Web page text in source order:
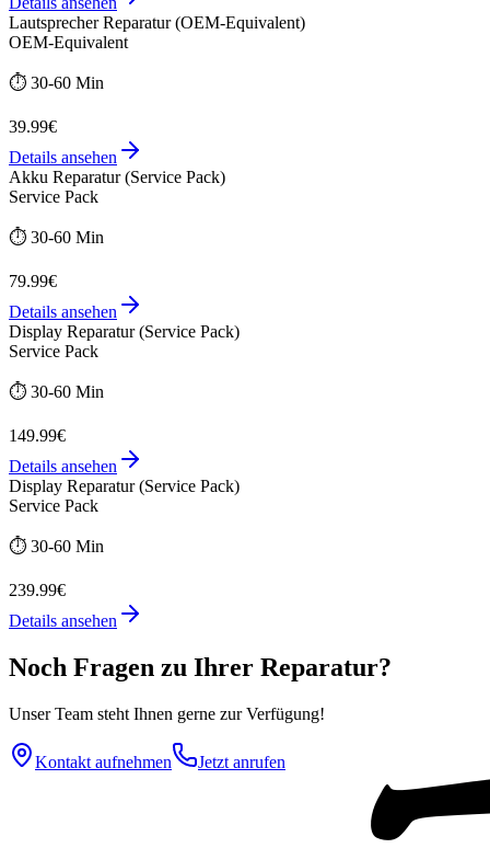
Lautsprecher Reparatur (OEM-Equivalent)
OEM-Equivalent
⏱️ 30-60 Min
39.99€
Details ansehen
Akku Reparatur (Service Pack)
Service Pack
⏱️ 30-60 Min
79.99€
Details ansehen
Display Reparatur (Service Pack)
Service Pack
⏱️ 30-60 Min
149.99€
Details ansehen
Display Reparatur (Service Pack)
Service Pack
⏱️ 30-60 Min
239.99€
Details ansehen
Noch Fragen zu Ihrer Reparatur?
Unser Team steht Ihnen gerne zur Verfügung!
Kontakt aufnehmen Jetzt anrufen